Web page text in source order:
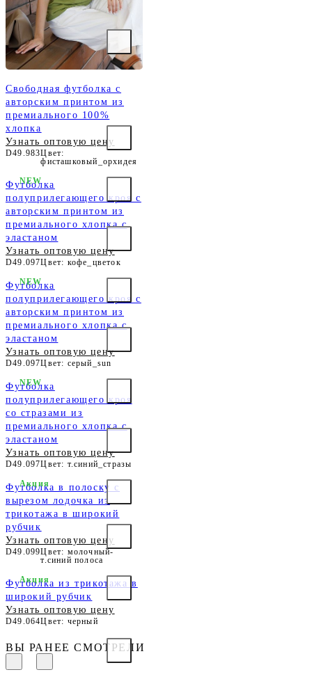
Свободная футболка с
авторским принтом из
премиального 100%
хлопка
Узнать оптовую цену
D49.983Цвет:
фисташковый_орхидея
Футболка
полуприлегающего кроя с
авторским принтом из
премиального хлопка с
эластаном
Узнать оптовую цену
D49.097Цвет: кофе_цветок
NEW
Футболка
полуприлегающего кроя с
авторским принтом из
премиального хлопка с
эластаном
Узнать оптовую цену
D49.097Цвет: серый_sun
NEW
Футболка
полуприлегающего кроя
со стразами из
премиального хлопка с
эластаном
Узнать оптовую цену
D49.097Цвет: т.синий_стразы
NEW
Футболка в полоску с
вырезом лодочка из
трикотажа в широкий
рубчик
Узнать оптовую цену
D49.099Цвет: молочный-
т.синий полоса
Акция
Футболка из трикотажа в
широкий рубчик
Узнать оптовую цену
D49.064Цвет: черный
Акция
ВЫ РАНЕЕ СМОТРЕЛИ